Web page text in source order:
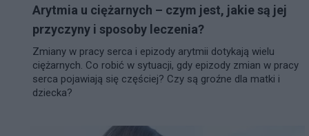
Arytmia u ciężarnych – czym jest, jakie są jej
przyczyny i sposoby leczenia?
Zmiany w pracy serca i epizody arytmii dotykają wielu
ciężarnych. Co robić w sytuacji, gdy epizody zmian w pracy
serca pojawiają się częściej? Czy są groźne dla matki i
dziecka?